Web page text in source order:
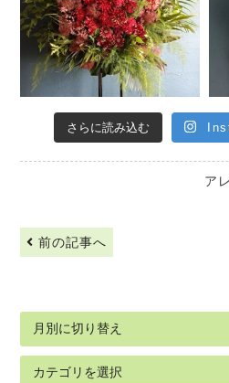
さらに読み込む
ア
前の記事へ